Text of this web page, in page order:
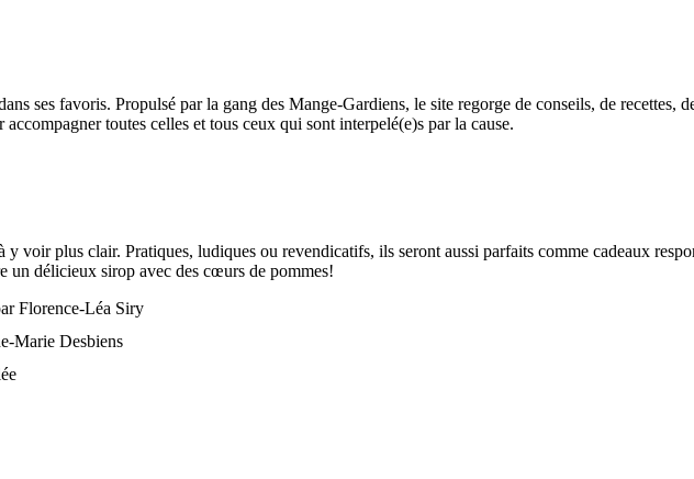
ses favoris. Propulsé par la gang des Mange-Gardiens, le site regorge de conseils, de recettes,
toutes celles et tous ceux qui sont interpelé(e)s par la cause.
voir plus clair. Pratiques, ludiques ou revendicatifs, ils seront aussi parfaits comme cadeaux
un délicieux sirop avec des cœurs de pommes!
Florence-Léa Siry
Marie Desbiens